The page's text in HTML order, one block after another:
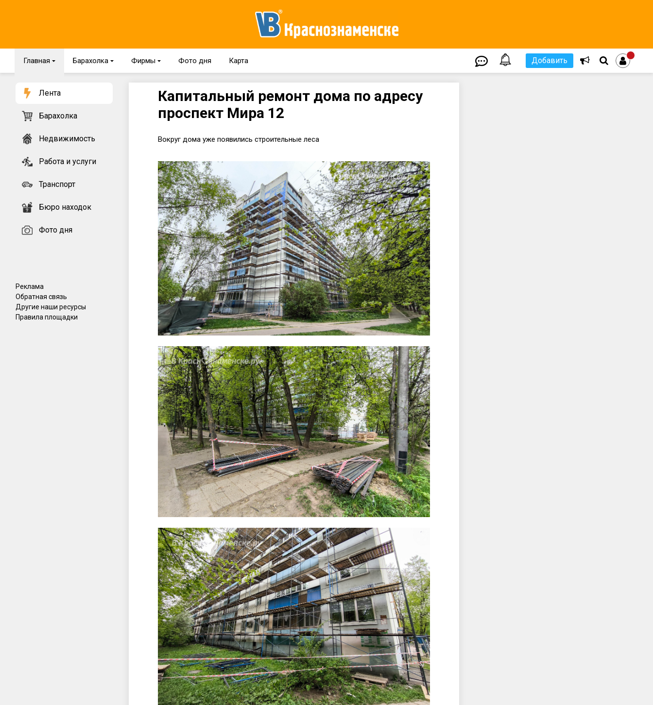
Главная { Барахолка { Фирмы { Фото дня Карта Добавить
Лента
Барахолка
Недвижимость
Работа и услуги
Транспорт
Бюро находок
Фото дня
Реклама
Обратная связь
Другие наши ресурсы
Правила площадки
Капитальный ремонт дома по адресу
проспект Мира 12
Вокруг дома уже появились строительные леса